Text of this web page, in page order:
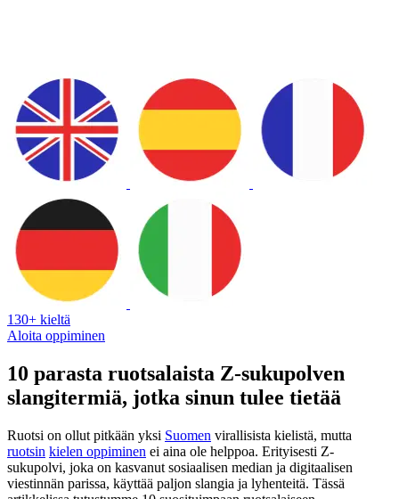
130+ kieltä
Aloita oppiminen
10 parasta ruotsalaista Z-sukupolven
slangitermiä, jotka sinun tulee tietää
Ruotsi on ollut pitkään yksi Suomen virallisista kielistä, mutta
ruotsin kielen oppiminen ei aina ole helppoa. Erityisesti Z-
sukupolvi, joka on kasvanut sosiaalisen median ja digitaalisen
viestinnän parissa, käyttää paljon slangia ja lyhenteitä. Tässä